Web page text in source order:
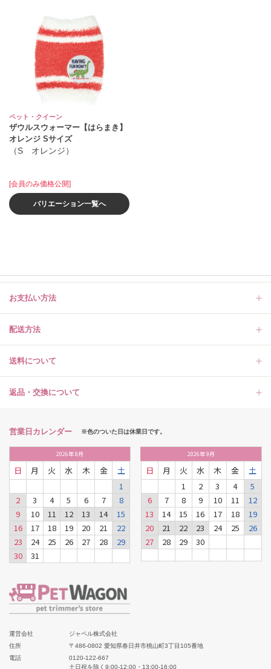
ペット・クイーン
ザウルスウォーマー【はらまき】
オレンジ Sサイズ
（S オレンジ）
[会員のみ価格公開]
バリエーション一覧へ
お支払い方法
配送方法
送料について
返品・交換について
営業日カレンダー ※色のついた日は休業日です。
2026年8月
日 月 火 水 木 金
土
1
2
3 4 5 6 7
8
9
10 11 12 13 14
15
16
17 18 19 20 21
22
23
24 25 26 27 28
29
30
31
2026年9月
日 月 火 水 木 金
土
1
2 3 4
5
6
7 8 9 10 11
12
13
14 15 16 17 18
19
20
21 22 23 24 25
26
27
28 29 30
運営会社
ジャペル株式会社
住所
〒486-0802 愛知県春日井市桃山町3丁目105番地
電話
0120-122-667
土日祝を除く9:00-12:00・13:00-16:00